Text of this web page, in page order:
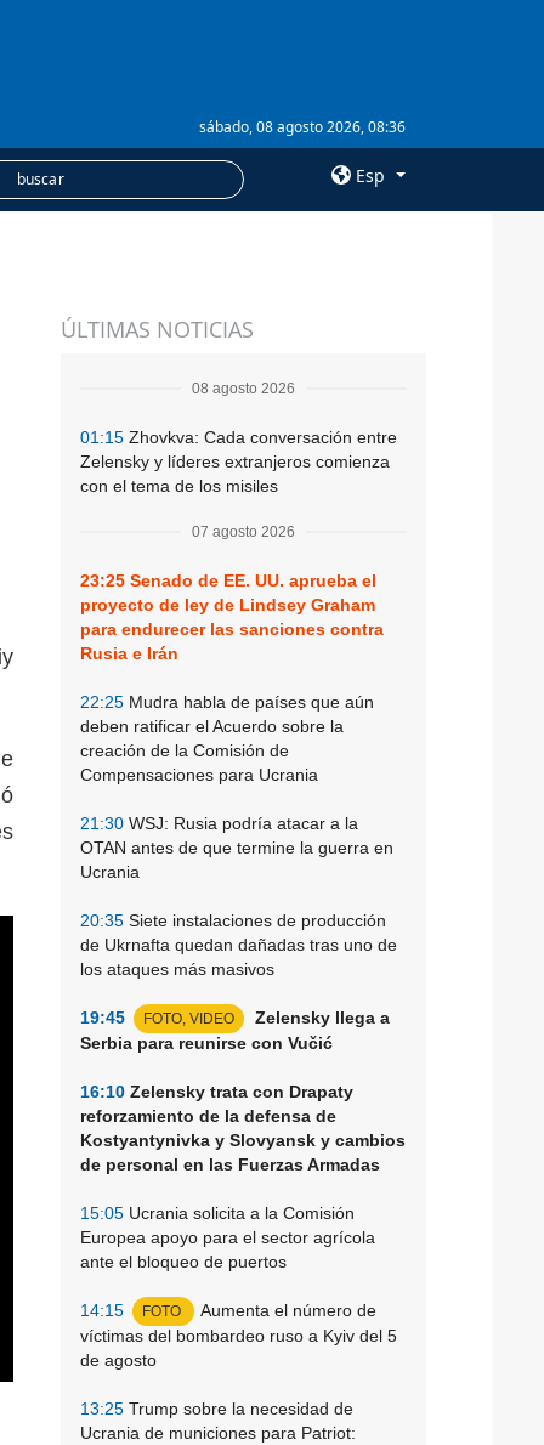
sábado, 08 agosto 2026, 08:36
Esp
Suscripción
ÚLTIMAS NOTICIAS
08 agosto 2026
01:15 Zhovkva: Cada conversación entre
Zelensky y líderes extranjeros comienza
con el tema de los misiles
07 agosto 2026
23:25 Senado de EE. UU. aprueba el
proyecto de ley de Lindsey Graham
para endurecer las sanciones contra
Rusia e Irán
22:25 Mudra habla de países que aún
deben ratificar el Acuerdo sobre la
creación de la Comisión de
Compensaciones para Ucrania
21:30 WSJ: Rusia podría atacar a la
OTAN antes de que termine la guerra en
Ucrania
20:35 Siete instalaciones de producción
de Ukrnafta quedan dañadas tras uno de
los ataques más masivos
19:45 FOTO, VIDEO
Zelensky llega a
Serbia para reunirse con Vučić
16:10 Zelensky trata con Drapaty
reforzamiento de la defensa de
Kostyantynivka y Slovyansk y cambios
de personal en las Fuerzas Armadas
15:05 Ucrania solicita a la Comisión
Europea apoyo para el sector agrícola
ante el bloqueo de puertos
14:15 FOTO
Aumenta el número de
víctimas del bombardeo ruso a Kyiv del 5
de agosto
13:25 Trump sobre la necesidad de
Ucrania de municiones para Patriot: